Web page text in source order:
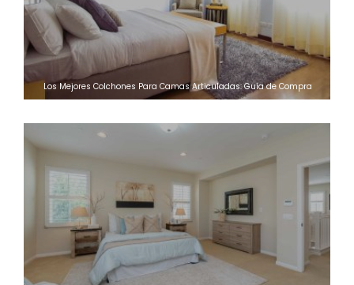
Los Mejores Colchones Para Camas Articuladas: Guía de Compra